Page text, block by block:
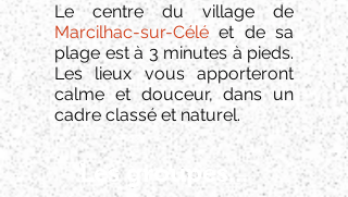
Le centre du village de
Marcilhac-sur-Célé et de sa
plage est à 3 minutes à pieds.
Les lieux vous apporteront
calme et douceur, dans un
cadre classé et naturel.
Les groupes...